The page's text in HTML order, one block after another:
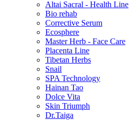
Altai Sacral - Health Line
Bio rehab
Corrective Serum
Ecosphere
Master Herb - Face Care
Placenta Line
Tibetan Herbs
Snail
SPA Technology
Hainan Tao
Dolce Vita
Skin Triumph
Dr.Taiga